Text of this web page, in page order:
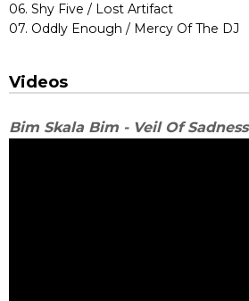
06. Shy Five / Lost Artifact
07. Oddly Enough / Mercy Of The DJ
Videos
Bim Skala Bim - Veil Of Sadness